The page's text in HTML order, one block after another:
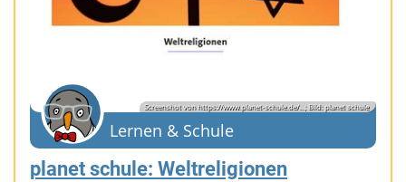
Screenshot von https://www.planet-schule.de/...; Bild: planet schule
Lernen & Schule
planet schule: Weltreligionen